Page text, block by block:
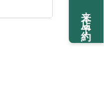
来店予約